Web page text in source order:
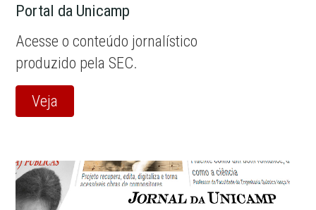
Portal da Unicamp
Acesse o conteúdo jornalístico
produzido pela SEC.
Veja